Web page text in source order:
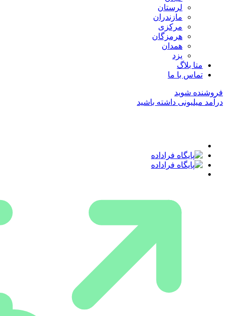
لرستان
مازندران
مرکزی
هرمزگان
همدان
یزد
متا بلاگ
تماس با ما
فروشنده شوید
درآمد میلیونی داشته باشید